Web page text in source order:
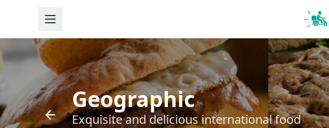
Geographic
Exquisite and delicious international food